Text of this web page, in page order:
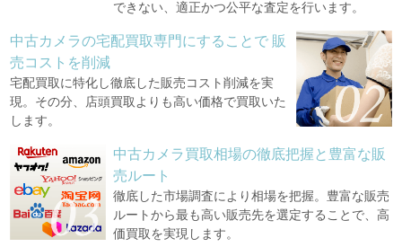
できない、適正かつ公平な査定を行います。
中古カメラの宅配買取専門にすることで 販
売コストを削減
宅配買取に特化し徹底した販売コスト削減を実
現。その分、店頭買取よりも高い価格で買取いた
します。
中古カメラ買取相場の徹底把握と豊富な販
売ルート
徹底した市場調査により相場を把握。豊富な販売
ルートから最も高い販売先を選定することで、高
価買取を実現します。